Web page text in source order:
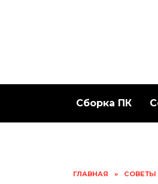
Сборка ПК
ГЛАВНАЯ » СОВЕТЫ